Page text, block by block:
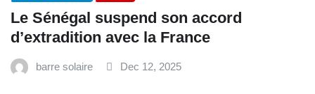
Le Sénégal suspend son accord
d’extradition avec la France
barre solaire Dec 12, 2025